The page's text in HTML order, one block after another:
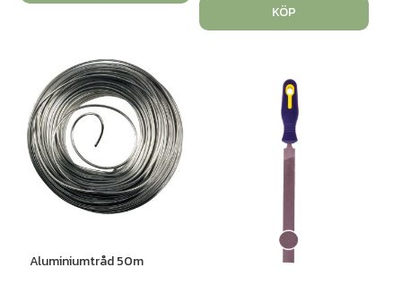
KÖP
Aluminiumtråd 50m